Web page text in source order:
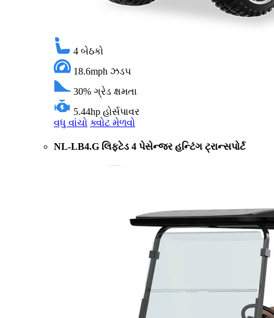
4 બેઠકો
18.6mph ઝડપ
30% ગ્રેડ ક્ષમતા
5.44hp હોર્સપાવર
વધુ વાંચો ક્વોટ મેળવો
NL-LB4.G લિફ્ટેડ 4 પેસેન્જર હન્ટિંગ ટ્રાન્સપોર્ટ